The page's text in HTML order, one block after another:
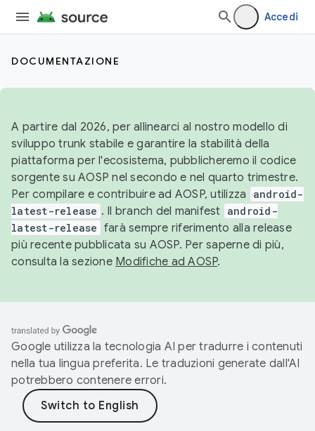
Accedi
DOCUMENTAZIONE
A partire dal 2026, per allinearci al nostro modello di
sviluppo trunk stabile e garantire la stabilità della
piattaforma per l'ecosistema, pubblicheremo il codice
sorgente su AOSP nel secondo e nel quarto trimestre.
Per compilare e contribuire ad AOSP, utilizza
android-
latest-release . Il branch del manifest android-
latest-release farà sempre riferimento alla release
più recente pubblicata su AOSP. Per saperne di più,
consulta la sezione Modifiche ad AOSP.
Google utilizza la tecnologia AI per tradurre i contenuti
nella tua lingua preferita. Le traduzioni generate dall'AI
potrebbero contenere errori.